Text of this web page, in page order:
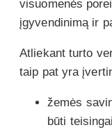
visuomenės
įgyvendinimą ir
Atliekant turto
taip pat yra
žemės
būti